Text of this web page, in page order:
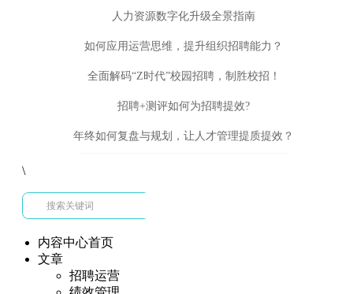
人力资源数字化升级全景指南
如何应用运营思维，提升组织招聘能力？
全面解码“Z时代”校园招聘，制胜校招！
招聘+测评如何为招聘提效?
年终如何复盘与规划，让人才管理提质提效？
\
内容中心首页
文章
招聘运营